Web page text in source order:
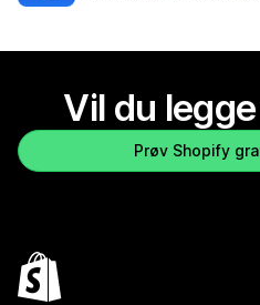
Vil du
Prøv Shopify